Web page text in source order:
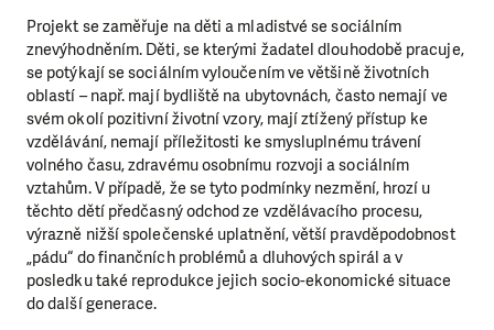
Projekt se zaměřuje na děti a mladistvé se sociálním
znevýhodněním. Děti, se kterými žadatel dlouhodobě pracuje,
se potýkají se sociálním vyloučením ve většině životních
oblastí – např. mají bydliště na ubytovnách, často nemají ve
svém okolí pozitivní životní vzory, mají ztížený přístup ke
vzdělávání, nemají příležitosti ke smysluplnému trávení
volného času, zdravému osobnímu rozvoji a sociálním
vztahům. V případě, že se tyto podmínky nezmění, hrozí u
těchto dětí předčasný odchod ze vzdělávacího procesu,
výrazně nižší společenské uplatnění, větší pravděpodobnost
„pádu“ do finančních problémů a dluhových spirál a v
posledku také reprodukce jejich socio-ekonomické situace
do další generace.